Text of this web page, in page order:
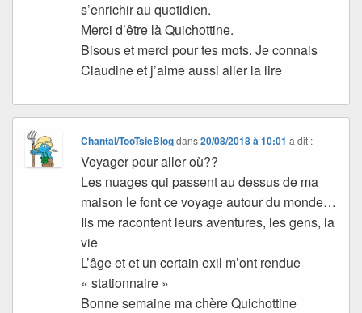
s’enrichir au quotidien.
Merci d’être là Quichottine.
Bisous et merci pour tes mots. Je connais
Claudine et j’aime aussi aller la lire
Chantal/TooTsieBlogdans20/08/2018 à 10:01 a dit :
Voyager pour aller où??
Les nuages qui passent au dessus de ma
maison le font ce voyage autour du monde…
Ils me racontent leurs aventures, les gens, la
vie
L’âge et et un certain exil m’ont rendue
« stationnaire »
Bonne semaine ma chère Quichottine